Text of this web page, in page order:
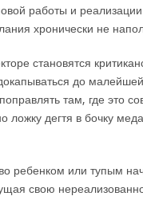
работы и
хронически не
становятся
до
там, где это
ложку дегтя в бочку
ребенком или тупым
свою